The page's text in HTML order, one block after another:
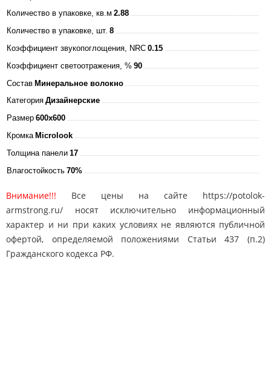
Количество в упаковке, кв.м 2.88
Количество в упаковке, шт. 8
Коэффициент звукопоглощения, NRC 0.15
Коэффициент светоотражения, % 90
Состав Минеральное волокно
Категория Дизайнерские
Размер 600x600
Кромка Microlook
Толщина панели 17
Влагостойкость 70%
Внимание!!! Все цены на сайте https://potolok-
armstrong.ru/ носят исключительно информационный
характер и ни при каких условиях не являются публичной
офертой, определяемой положениями Статьи 437 (п.2)
Гражданского кодекса РФ.